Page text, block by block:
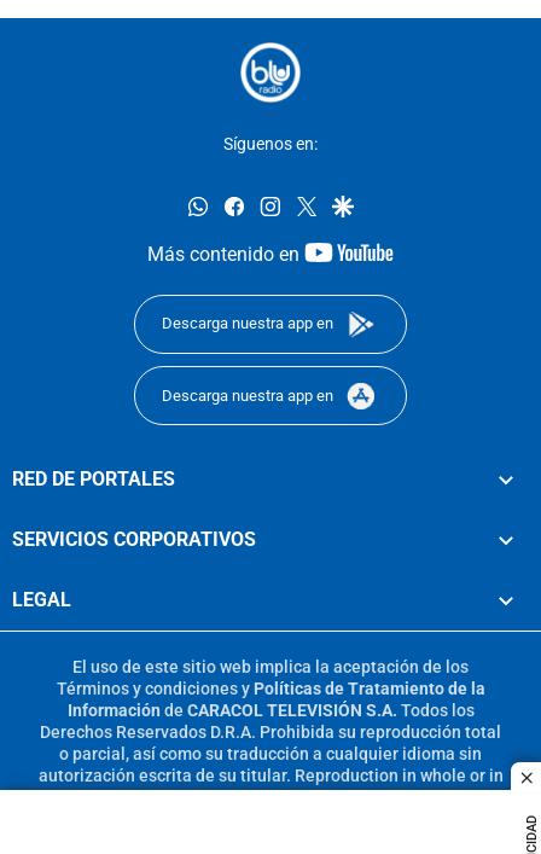
Síguenos en:
whatsappfacebookinstagram
twittergoogle
Más contenido en
youtube-
Descarga nuestra app en
Descarga nuestra app en
RED DE PORTALES
SERVICIOS CORPORATIVOS
LEGAL
El uso de este sitio web implica la aceptación de los
Términos y condicionesy Políticas de Tratamiento de la
Información de CARACOL TELEVISIÓN S.A. Todos los
Derechos Reservados D.R.A. Prohibida su reproducción total
o parcial, así como su traducción a cualquier idioma sin
autorización escrita de su titular. Reproduction in whole or in